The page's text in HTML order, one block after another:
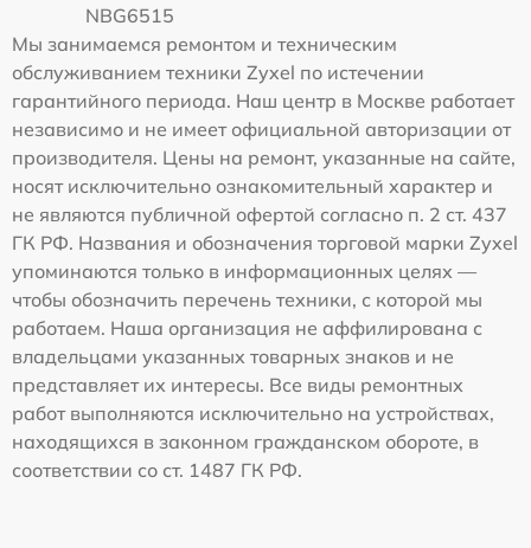
NBG6515
Мы занимаемся ремонтом и техническим
обслуживанием техники Zyxel по истечении
гарантийного периода. Наш центр в Москве работает
независимо и не имеет официальной авторизации от
производителя. Цены на ремонт, указанные на сайте,
носят исключительно ознакомительный характер и
не являются публичной офертой согласно п. 2 ст. 437
ГК РФ. Названия и обозначения торговой марки Zyxel
упоминаются только в информационных целях —
чтобы обозначить перечень техники, с которой мы
работаем. Наша организация не аффилирована с
владельцами указанных товарных знаков и не
представляет их интересы. Все виды ремонтных
работ выполняются исключительно на устройствах,
находящихся в законном гражданском обороте, в
соответствии со ст. 1487 ГК РФ.